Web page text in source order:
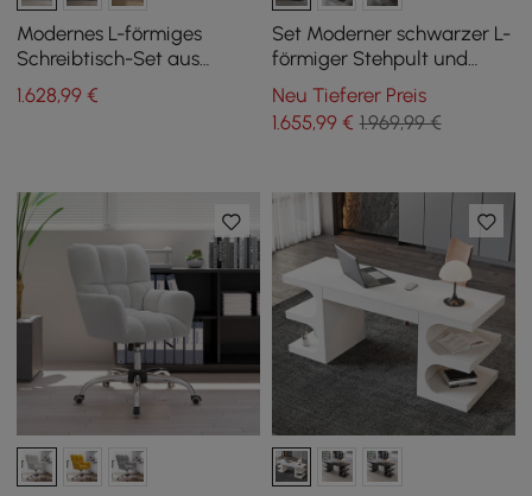
Modernes L-förmiges
Schreibtisch-Set aus
Nussbaumholz und
verstellbarer Bürodrehstuhl
1.628,99 €
Set Moderner schwarzer L-
förmiger Stehpult und
Schreibtischstuhl-Set aus
Leder, Khaki (1815 mm)
Neu Tieferer Preis
1.655,99€ 1.969,99 €